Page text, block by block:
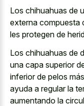
Los chihuahuas de
externa compuesta
les protegen de
Los chihuahuas de
una capa superior
inferior de pelos
ayuda a regular la
aumentando la